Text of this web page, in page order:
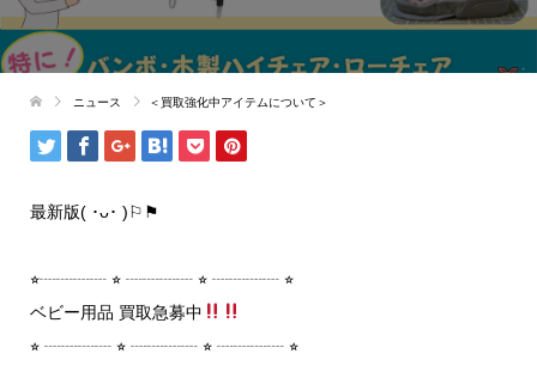
ニュース ＜買取強化中アイテムについて＞
⁡最新版( ･ᴗ･ )⚐⚑
⭐︎┈┈┈┈ ⭐︎ ┈┈┈┈ ⭐︎ ┈┈┈┈ ⭐︎
ベビー用品 買取急募中
⭐︎ ┈┈┈┈ ⭐︎ ┈┈┈┈ ⭐︎ ┈┈┈┈ ⭐︎